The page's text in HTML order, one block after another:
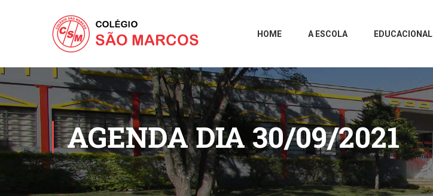
HOME A ESCOLA EDUCACIONAL
AGENDA DIA 30/09/2021